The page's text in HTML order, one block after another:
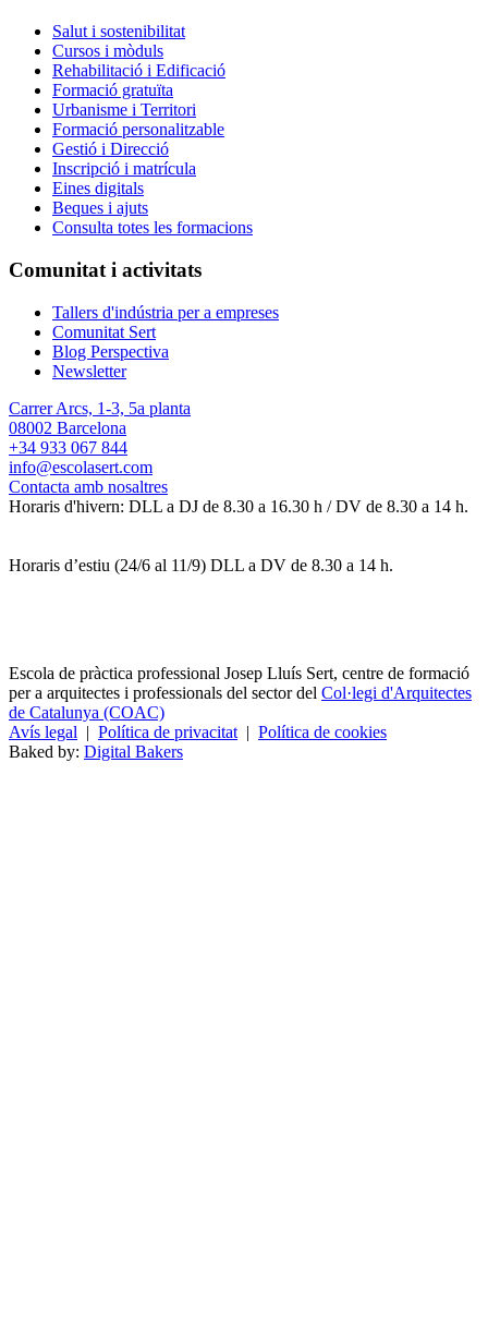
Salut i sostenibilitat
Cursos i mòduls
Rehabilitació i Edificació
Formació gratuïta
Urbanisme i Territori
Formació personalitzable
Gestió i Direcció
Inscripció i matrícula
Eines digitals
Beques i ajuts
Consulta totes les formacions
Comunitat i activitats
Tallers d'indústria per a empreses
Comunitat Sert
Blog Perspectiva
Newsletter
Carrer Arcs, 1-3, 5a planta
08002 Barcelona
+34 933 067 844
info@escolasert.com
Contacta amb nosaltres
Horaris d'hivern: DLL a DJ de 8.30 a 16.30 h / DV de 8.30 a 14 h.
Horaris d’estiu (24/6 al 11/9) DLL a DV de 8.30 a 14 h.
Escola de pràctica professional Josep Lluís Sert, centre de formació
per a arquitectes i professionals del sector del Col·legi d'Arquitectes
de Catalunya (COAC)
Avís legal | Política de privacitat | Política de cookies
Baked by: Digital Bakers